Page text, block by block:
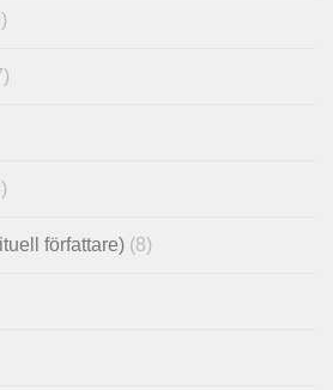
författare) (8)